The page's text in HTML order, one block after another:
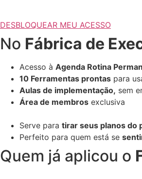
DESBLOQUEAR MEU ACESSO
No Fábrica de
Acesso à Agenda Rotina
10 Ferramentas prontas para
Aulas de implementação, sem
Área de membros exclusiva
Serve para tirar seus planos do
Perfeito para quem está se
Quem já aplicou o